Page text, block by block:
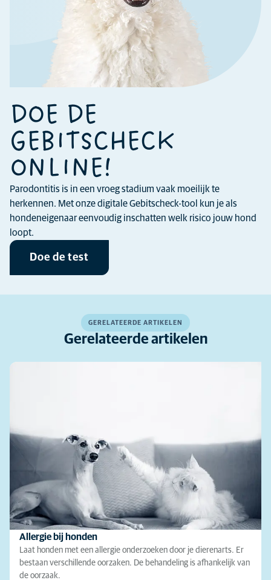
DOE DE
GEBITSCHECK
ONLINE!
Parodontitis is in een vroeg stadium vaak moeilijk te
herkennen. Met onze digitale Gebitscheck-tool kun je als
hondeneigenaar eenvoudig inschatten welk risico jouw hond
loopt.
Doe de test
GERELATEERDE ARTIKELEN
Gerelateerde artikelen
Allergie bij honden
Laat honden met een allergie onderzoeken door je dierenarts. Er
bestaan verschillende oorzaken. De behandeling is afhankelijk van
de oorzaak.